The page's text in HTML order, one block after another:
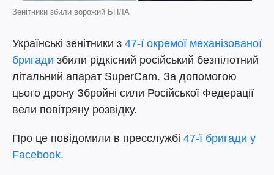
Зенітники збили ворожий БПЛА
Українські зенітники з 47-ї окремої механізованої
бригади збили рідкісний російський безпілотний
літальний апарат SuperСam. За допомогою
цього дрону Збройні сили Російської Федерації
вели повітряну розвідку.
Про це повідомили в пресслужбі 47-ї бригади у
Facebook.